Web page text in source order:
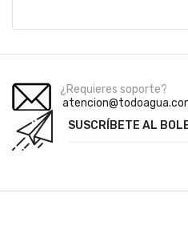
¿Requieres soporte?
SUSCRÍBETE AL